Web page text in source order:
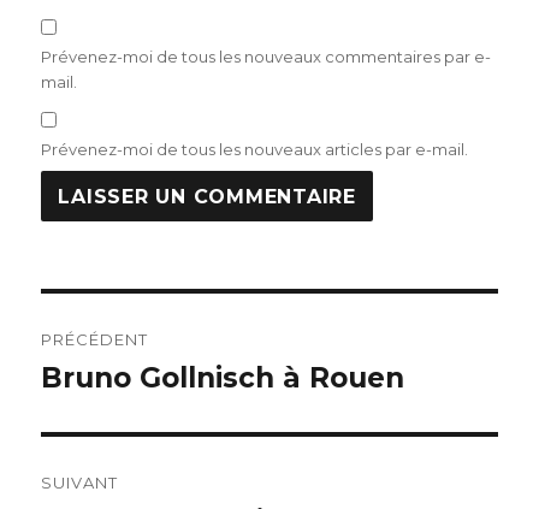
Prévenez-moi de tous les nouveaux commentaires par e-
mail.
Prévenez-moi de tous les nouveaux articles par e-mail.
de
PRÉCÉDENT
Publication
Bruno Gollnisch à Rouen
SUIVANT